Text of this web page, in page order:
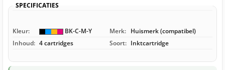
SPECIFICATIES
Kleur: BK-C-M-Y Merk: Huismerk (compatibel)
Inhoud: 4 cartridges Soort: Inktcartridge